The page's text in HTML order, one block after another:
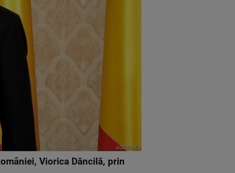
AGERPRES
Viorica Dăncilă, prin